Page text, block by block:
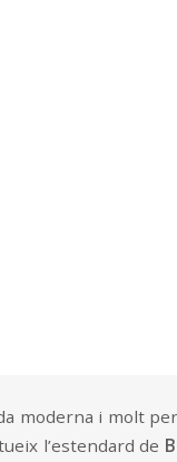
moderna i molt
l’estendard de